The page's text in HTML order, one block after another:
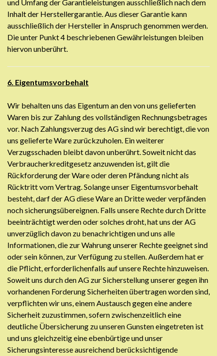
und Umfang der Garantieleistungen ausschließlich nach dem
Inhalt der Herstellergarantie. Aus dieser Garantie kann
ausschließlich der Hersteller in Anspruch genommen werden.
Die unter Punkt 4 beschriebenen Gewährleistungen bleiben
hiervon unberührt.
6. Eigentumsvorbehalt
Wir behalten uns das Eigentum an den von uns gelieferten
Waren bis zur Zahlung des vollständigen Rechnungsbetrages
vor. Nach Zahlungsverzug des AG sind wir berechtigt, die von
uns gelieferte Ware zurückzuholen. Ein weiterer
Verzugsschaden bleibt davon unberührt. Soweit nicht das
Verbraucherkreditgesetz anzuwenden ist, gilt die
Rückforderung der Ware oder deren Pfändung nicht als
Rücktritt vom Vertrag. Solange unser Eigentumsvorbehalt
besteht, darf der AG diese Ware an Dritte weder verpfänden
noch sicherungsübereignen. Falls unsere Rechte durch Dritte
beeinträchtigt werden oder solches droht, hat uns der AG
unverzüglich davon zu benachrichtigen und uns alle
Informationen, die zur Wahrung unserer Rechte geeignet sind
oder sein können, zur Verfügung zu stellen. Außerdem hat er
die Pflicht, erforderlichenfalls auf unsere Rechte hinzuweisen.
Soweit uns durch den AG zur Sicherstellung unserer gegen ihn
vorhandenen Forderung Sicherheiten übertragen worden sind,
verpflichten wir uns, einem Austausch gegen eine andere
Sicherheit zuzustimmen, sofern zwischenzeitlich eine
deutliche Übersicherung zu unseren Gunsten eingetreten ist
und uns gleichzeitig eine ebenbürtige und unser
Sicherungsinteresse ausreichend berücksichtigende